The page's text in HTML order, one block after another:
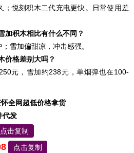
；悦刻积木二代充电更快。日常使用差
加积木相比有什么不同？
雪加偏甜凉，冲击感强。
价格差别大吗？
元，雪加约238元，单烟弹也在100-
全网超低价格拿货
代发
点击复制
点击复制